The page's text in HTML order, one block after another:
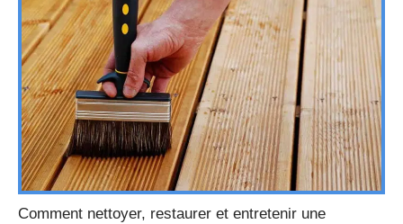
Comment nettoyer, restaurer et entretenir une